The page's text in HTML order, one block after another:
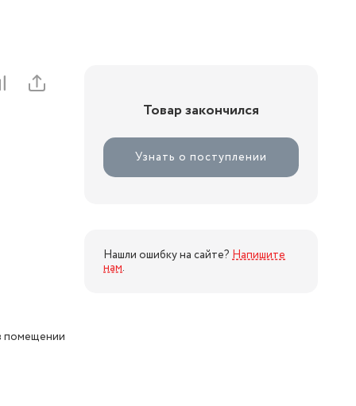
помещении
Товар закончился
Узнать о поступлении
Нашли ошибку на сайте? Напишите
нам.